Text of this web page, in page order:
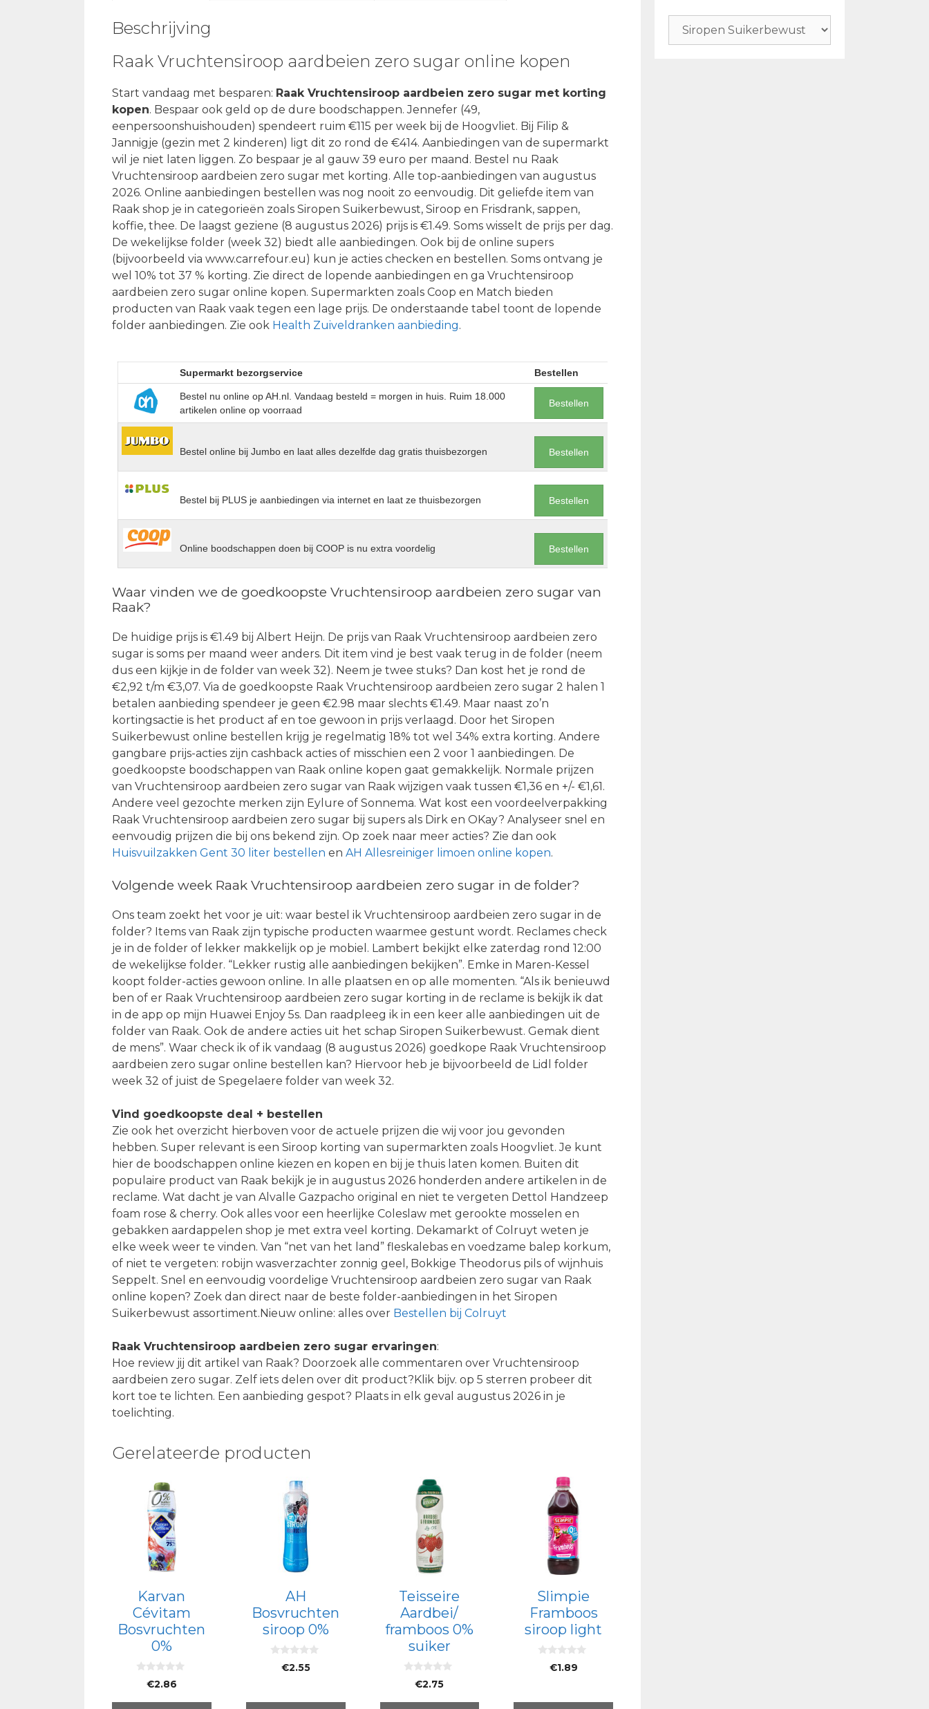
Beschrijving
Raak Vruchtensiroop aardbeien zero sugar online kopen
Start vandaag met besparen: Raak Vruchtensiroop aardbeien zero sugar met korting
kopen. Bespaar ook geld op de dure boodschappen. Jennefer (49,
eenpersoonshuishouden) spendeert ruim €115 per week bij de Hoogvliet. Bij Filip &
Jannigje (gezin met 2 kinderen) ligt dit zo rond de €414. Aanbiedingen van de supermarkt
wil je niet laten liggen. Zo bespaar je al gauw 39 euro per maand. Bestel nu Raak
Vruchtensiroop aardbeien zero sugar met korting. Alle top-aanbiedingen van augustus
2026. Online aanbiedingen bestellen was nog nooit zo eenvoudig. Dit geliefde item van
Raak shop je in categorieën zoals Siropen Suikerbewust, Siroop en Frisdrank, sappen,
koffie, thee. De laagst geziene (8 augustus 2026) prijs is €1.49. Soms wisselt de prijs per dag.
De wekelijkse folder (week 32) biedt alle aanbiedingen. Ook bij de online supers
(bijvoorbeeld via www.carrefour.eu) kun je acties checken en bestellen. Soms ontvang je
wel 10% tot 37 % korting. Zie direct de lopende aanbiedingen en ga Vruchtensiroop
aardbeien zero sugar online kopen. Supermarkten zoals Coop en Match bieden
producten van Raak vaak tegen een lage prijs. De onderstaande tabel toont de lopende
folder aanbiedingen. Zie ook Health Zuiveldranken aanbieding.
Supermarkt bezorgservice Bestellen
Bestel nu online op AH.nl. Vandaag besteld = morgen in huis. Ruim 18.000
artikelen online op voorraad
Bestellen
Bestel online bij Jumbo en laat alles dezelfde dag gratis thuisbezorgen Bestellen
Bestel bij PLUS je aanbiedingen via internet en laat ze thuisbezorgen Bestellen
Online boodschappen doen bij COOP is nu extra voordelig Bestellen
Waar vinden we de goedkoopste Vruchtensiroop aardbeien zero sugar van
Raak?
De huidige prijs is €1.49 bij Albert Heijn. De prijs van Raak Vruchtensiroop aardbeien zero
sugar is soms per maand weer anders. Dit item vind je best vaak terug in de folder (neem
dus een kijkje in de folder van week 32). Neem je twee stuks? Dan kost het je rond de
€2,92 t/m €3,07. Via de goedkoopste Raak Vruchtensiroop aardbeien zero sugar 2 halen 1
betalen aanbieding spendeer je geen €2.98 maar slechts €1.49. Maar naast zo’n
kortingsactie is het product af en toe gewoon in prijs verlaagd. Door het Siropen
Suikerbewust online bestellen krijg je regelmatig 18% tot wel 34% extra korting. Andere
gangbare prijs-acties zijn cashback acties of misschien een 2 voor 1 aanbiedingen. De
goedkoopste boodschappen van Raak online kopen gaat gemakkelijk. Normale prijzen
van Vruchtensiroop aardbeien zero sugar van Raak wijzigen vaak tussen €1,36 en +/- €1,61.
Andere veel gezochte merken zijn Eylure of Sonnema. Wat kost een voordeelverpakking
Raak Vruchtensiroop aardbeien zero sugar bij supers als Dirk en OKay? Analyseer snel en
eenvoudig prijzen die bij ons bekend zijn. Op zoek naar meer acties? Zie dan ook
Huisvuilzakken Gent 30 liter bestellen en AH Allesreiniger limoen online kopen.
Volgende week Raak Vruchtensiroop aardbeien zero sugar in de folder?
Ons team zoekt het voor je uit: waar bestel ik Vruchtensiroop aardbeien zero sugar in de
folder? Items van Raak zijn typische producten waarmee gestunt wordt. Reclames check
je in de folder of lekker makkelijk op je mobiel. Lambert bekijkt elke zaterdag rond 12:00
de wekelijkse folder. “Lekker rustig alle aanbiedingen bekijken”. Emke in Maren-Kessel
koopt folder-acties gewoon online. In alle plaatsen en op alle momenten. “Als ik benieuwd
ben of er Raak Vruchtensiroop aardbeien zero sugar korting in de reclame is bekijk ik dat
in de app op mijn Huawei Enjoy 5s. Dan raadpleeg ik in een keer alle aanbiedingen uit de
folder van Raak. Ook de andere acties uit het schap Siropen Suikerbewust. Gemak dient
de mens”. Waar check ik of ik vandaag (8 augustus 2026) goedkope Raak Vruchtensiroop
aardbeien zero sugar online bestellen kan? Hiervoor heb je bijvoorbeeld de Lidl folder
week 32 of juist de Spegelaere folder van week 32.
Vind goedkoopste deal + bestellen
Zie ook het overzicht hierboven voor de actuele prijzen die wij voor jou gevonden
hebben. Super relevant is een Siroop korting van supermarkten zoals Hoogvliet. Je kunt
hier de boodschappen online kiezen en kopen en bij je thuis laten komen. Buiten dit
populaire product van Raak bekijk je in augustus 2026 honderden andere artikelen in de
reclame. Wat dacht je van Alvalle Gazpacho original en niet te vergeten Dettol Handzeep
foam rose & cherry. Ook alles voor een heerlijke Coleslaw met gerookte mosselen en
gebakken aardappelen shop je met extra veel korting. Dekamarkt of Colruyt weten je
elke week weer te vinden. Van “net van het land” fleskalebas en voedzame balep korkum,
of niet te vergeten: robijn wasverzachter zonnig geel, Bokkige Theodorus pils of wijnhuis
Seppelt. Snel en eenvoudig voordelige Vruchtensiroop aardbeien zero sugar van Raak
online kopen? Zoek dan direct naar de beste folder-aanbiedingen in het Siropen
Suikerbewust assortiment.Nieuw online: alles over Bestellen bij Colruyt
Raak Vruchtensiroop aardbeien zero sugar ervaringen:
Hoe review jij dit artikel van Raak? Doorzoek alle commentaren over Vruchtensiroop
aardbeien zero sugar. Zelf iets delen over dit product?Klik bijv. op 5 sterren probeer dit
kort toe te lichten. Een aanbieding gespot? Plaats in elk geval augustus 2026 in je
toelichting.
Gerelateerde producten
Karvan
Cévitam
Bosvruchten
0%
€2.86
AH
Bosvruchten
siroop 0%
€2.55
Teisseire
Aardbei/
framboos 0%
suiker
€2.75
Slimpie
Framboos
siroop light
€1.89